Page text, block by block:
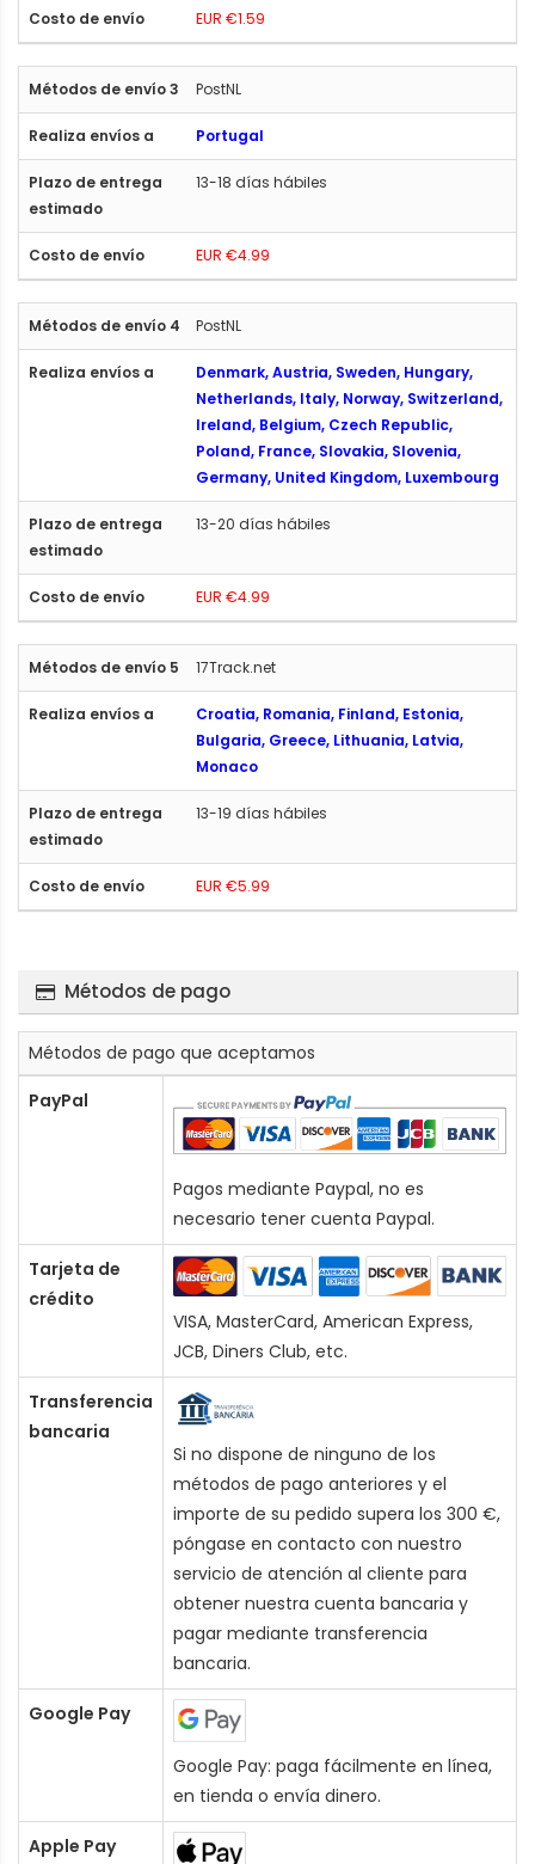
EUR €1.59
PostNL
Portugal
13-18 días hábiles
EUR €4.99
PostNL
Denmark, Austria, Sweden, Hungary,
Netherlands, Italy, Norway, Switzerland,
Ireland, Belgium, Czech Republic,
Poland, France, Slovakia, Slovenia,
Germany, United Kingdom, Luxembourg
13-20 días hábiles
EUR €4.99
17Track.net
Croatia, Romania, Finland, Estonia,
Bulgaria, Greece, Lithuania, Latvia,
Monaco
13-19 días hábiles
EUR €5.99
Métodos de pago
Métodos de pago que aceptamos
PayPal
Pagos mediante Paypal, no es
necesario tener cuenta Paypal.
Tarjeta de
crédito
VISA, MasterCard, American Express,
JCB, Diners Club, etc.
Transferencia
bancaria
Si no dispone de ninguno de los
métodos de pago anteriores y el
importe de su pedido supera los 300 €,
póngase en contacto con nuestro
servicio de atención al cliente para
obtener nuestra cuenta bancaria y
pagar mediante transferencia
bancaria.
Google Pay
Google Pay: paga fácilmente en línea,
en tienda o envía dinero.
Apple Pay